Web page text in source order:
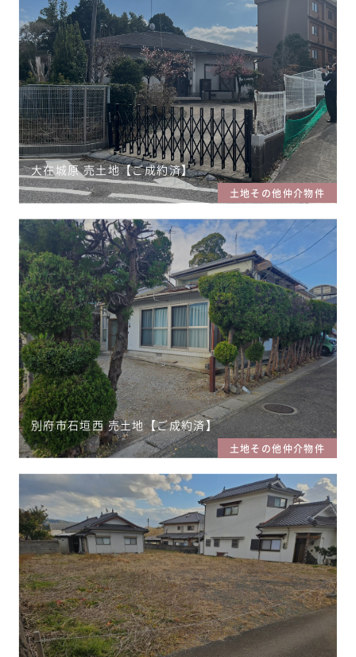
大在城原 売土地【ご成約済】
土地その他仲介物件
別府市石垣西 売土地【ご成約済】
土地その他仲介物件